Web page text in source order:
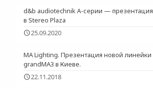
d&b audiotechnik A-серии — презентация
в Stereo Plaza
25.09.2020
MA Lighting. Презентация новой линейки
grandMA3 в Киеве.
22.11.2018